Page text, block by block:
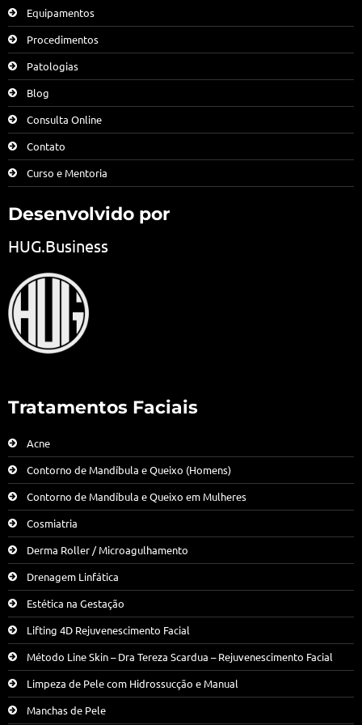
Equipamentos
Procedimentos
Patologias
Blog
Consulta Online
Contato
Curso e Mentoria
Desenvolvido por
HUG.Business
Tratamentos Faciais
Acne
Contorno de Mandíbula e Queixo (Homens)
Contorno de Mandíbula e Queixo em Mulheres
Cosmiatria
Derma Roller / Microagulhamento
Drenagem Linfática
Estética na Gestação
Lifting 4D Rejuvenescimento Facial
Método Line Skin – Dra Tereza Scardua – Rejuvenescimento Facial
Limpeza de Pele com Hidrossucção e Manual
Manchas de Pele